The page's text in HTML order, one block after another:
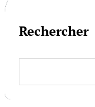
Rechercher
a